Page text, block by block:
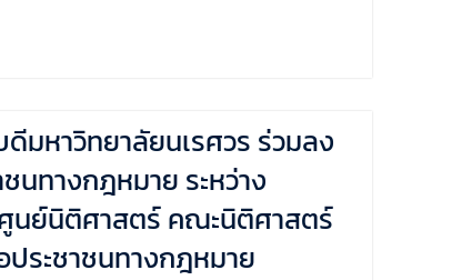
หาวิทยาลัยนเรศวร ร่วมลง
นทางกฎหมาย ระหว่าง
ศูนย์นิติศาสตร์ คณะนิติศาสตร์
ประชาชนทางกฎหมาย